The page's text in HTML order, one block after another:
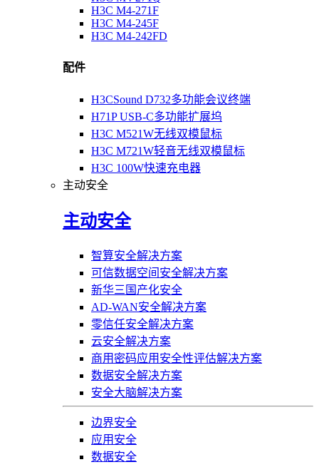
H3C M4-271F
H3C M4-245F
H3C M4-242FD
配件
H3CSound D732多功能会议终端
H71P USB-C多功能扩展坞
H3C M521W无线双模鼠标
H3C M721W轻音无线双模鼠标
H3C 100W快速充电器
主动安全
主动安全
智算安全解决方案
可信数据空间安全解决方案
新华三国产化安全
AD-WAN安全解决方案
零信任安全解决方案
云安全解决方案
商用密码应用安全性评估解决方案
数据安全解决方案
安全大脑解决方案
边界安全
应用安全
数据安全